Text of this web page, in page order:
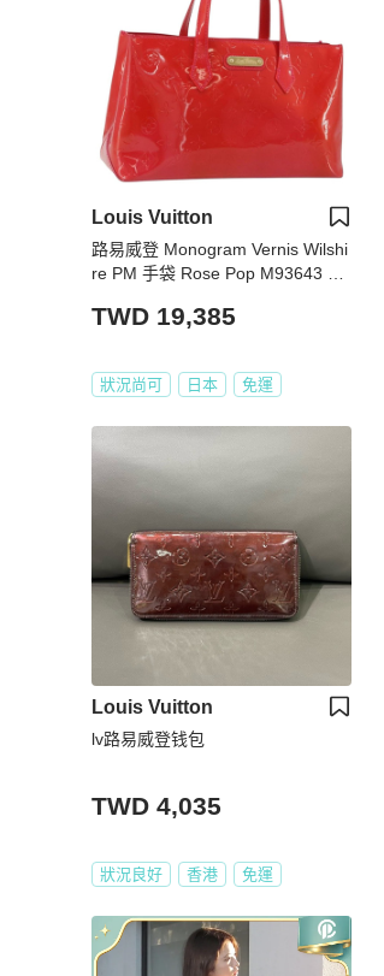
Louis Vuitton
路易威登 Monogram Vernis Wilshi
re PM 手袋 Rose Pop M93643 LV
TWD 19,385
狀況尚可 日本 免運
Louis Vuitton
lv路易威登钱包
TWD 4,035
狀況良好 香港 免運